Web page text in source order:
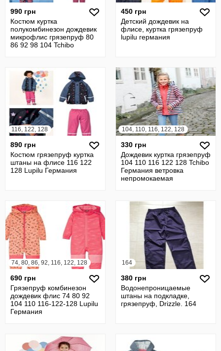
990 грн
Костюм куртка
полукомбинезон дождевик
микрофлис грязепруф 80
86 92 98 104 Tchibo
450 грн
Детский дождевик на
флисе, куртка грязепруф
lupilu германия
116, 122, 128
890 грн
Костюм грязепруф куртка
штаны на флисе 116 122
128 Lupilu Германия
104, 110, 116, 122, 128
330 грн
Дождевик куртка грязепруф
104 110 116 122 128 Tchibo
Германия ветровка
непромокаемая
74, 80, 86, 92, 116, 122, 128
690 грн
Грязепруф комбинезон
дождевик флис 74 80 92
104 110 116-122-128 Lupilu
Германия
164
380 грн
Водонепроницаемые
штаны на подкладке,
грязепруф, Drizzle. 164